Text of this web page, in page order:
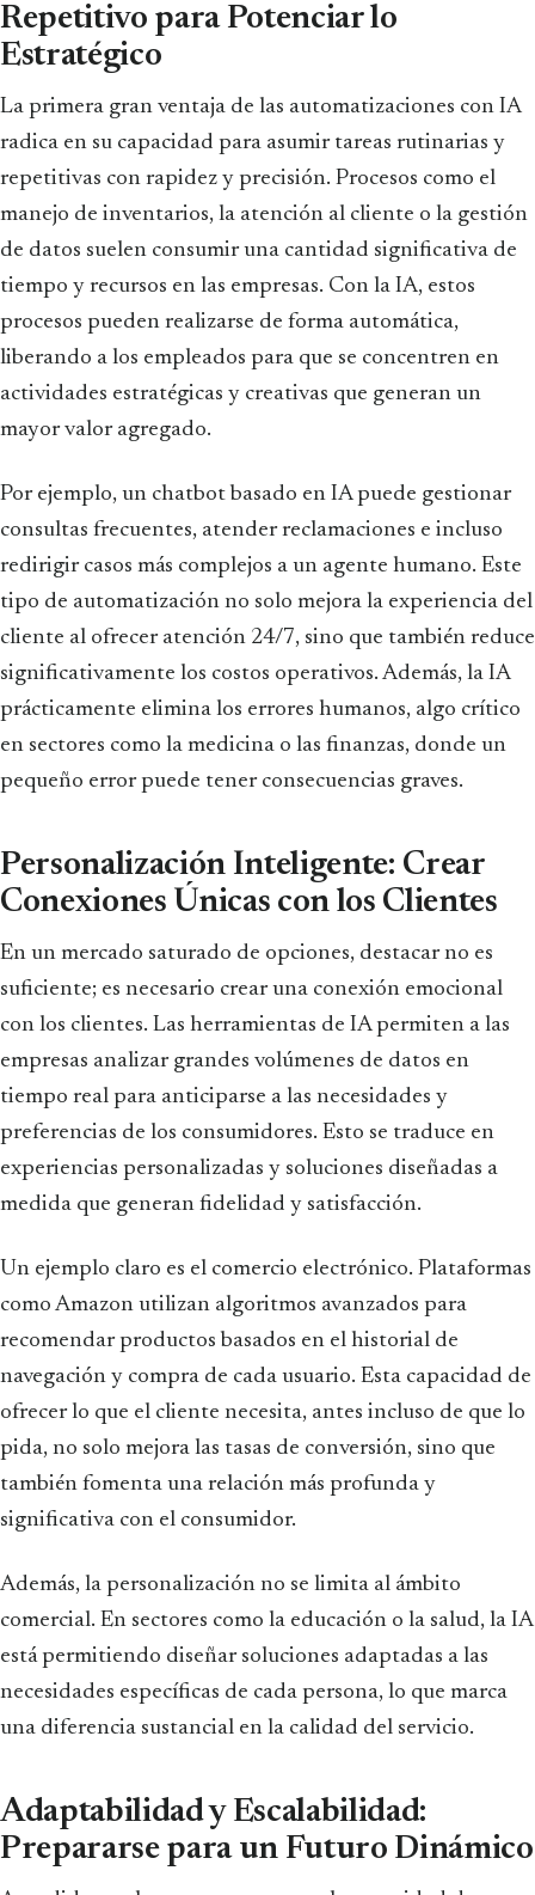
Repetitivo para Potenciar lo
Estratégico
La primera gran ventaja de las automatizaciones con IA
radica en su capacidad para asumir tareas rutinarias y
repetitivas con rapidez y precisión. Procesos como el
manejo de inventarios, la atención al cliente o la gestión
de datos suelen consumir una cantidad significativa de
tiempo y recursos en las empresas. Con la IA, estos
procesos pueden realizarse de forma automática,
liberando a los empleados para que se concentren en
actividades estratégicas y creativas que generan un
mayor valor agregado.
Por ejemplo, un chatbot basado en IA puede gestionar
consultas frecuentes, atender reclamaciones e incluso
redirigir casos más complejos a un agente humano. Este
tipo de automatización no solo mejora la experiencia del
cliente al ofrecer atención 24/7, sino que también reduce
significativamente los costos operativos. Además, la IA
prácticamente elimina los errores humanos, algo crítico
en sectores como la medicina o las finanzas, donde un
pequeño error puede tener consecuencias graves.
Personalización Inteligente: Crear
Conexiones Únicas con los Clientes
En un mercado saturado de opciones, destacar no es
suficiente; es necesario crear una conexión emocional
con los clientes. Las herramientas de IA permiten a las
empresas analizar grandes volúmenes de datos en
tiempo real para anticiparse a las necesidades y
preferencias de los consumidores. Esto se traduce en
experiencias personalizadas y soluciones diseñadas a
medida que generan fidelidad y satisfacción.
Un ejemplo claro es el comercio electrónico. Plataformas
como Amazon utilizan algoritmos avanzados para
recomendar productos basados en el historial de
navegación y compra de cada usuario. Esta capacidad de
ofrecer lo que el cliente necesita, antes incluso de que lo
pida, no solo mejora las tasas de conversión, sino que
también fomenta una relación más profunda y
significativa con el consumidor.
Además, la personalización no se limita al ámbito
comercial. En sectores como la educación o la salud, la IA
está permitiendo diseñar soluciones adaptadas a las
necesidades específicas de cada persona, lo que marca
una diferencia sustancial en la calidad del servicio.
Adaptabilidad y Escalabilidad:
Prepararse para un Futuro Dinámico